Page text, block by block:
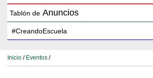
Tablón de Anuncios
Inicio / Eventos /